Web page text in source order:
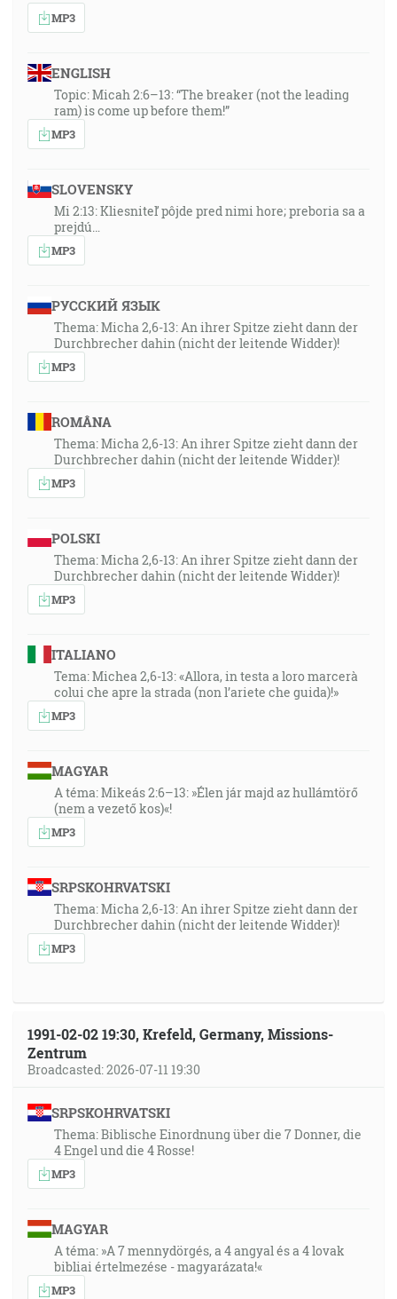
MP3
ENGLISH
Topic: Micah 2:6–13: “The breaker (not the leading
ram) is come up before them!”
MP3
SLOVENSKY
Mi 2:13: Kliesniteľ pôjde pred nimi hore; preboria sa a
prejdú…
MP3
РУССКИЙ ЯЗЫК
Thema: Micha 2,6-13: An ihrer Spitze zieht dann der
Durchbrecher dahin (nicht der leitende Widder)!
MP3
ROMÂNA
Thema: Micha 2,6-13: An ihrer Spitze zieht dann der
Durchbrecher dahin (nicht der leitende Widder)!
MP3
POLSKI
Thema: Micha 2,6-13: An ihrer Spitze zieht dann der
Durchbrecher dahin (nicht der leitende Widder)!
MP3
ITALIANO
Tema: Michea 2,6-13: «Allora, in testa a loro marcerà
colui che apre la strada (non l’ariete che guida)!»
MP3
MAGYAR
A téma: Mikeás 2:6–13: »Élen jár majd az hullámtörő
(nem a vezető kos)«!
MP3
SRPSKOHRVATSKI
Thema: Micha 2,6-13: An ihrer Spitze zieht dann der
Durchbrecher dahin (nicht der leitende Widder)!
MP3
1991-02-02 19:30, Krefeld, Germany, Missions-
Zentrum
Broadcasted: 2026-07-11 19:30
SRPSKOHRVATSKI
Thema: Biblische Einordnung über die 7 Donner, die
4 Engel und die 4 Rosse!
MP3
MAGYAR
A téma: »A 7 mennydörgés, a 4 angyal és a 4 lovak
bibliai értelmezése - magyarázata!«
MP3